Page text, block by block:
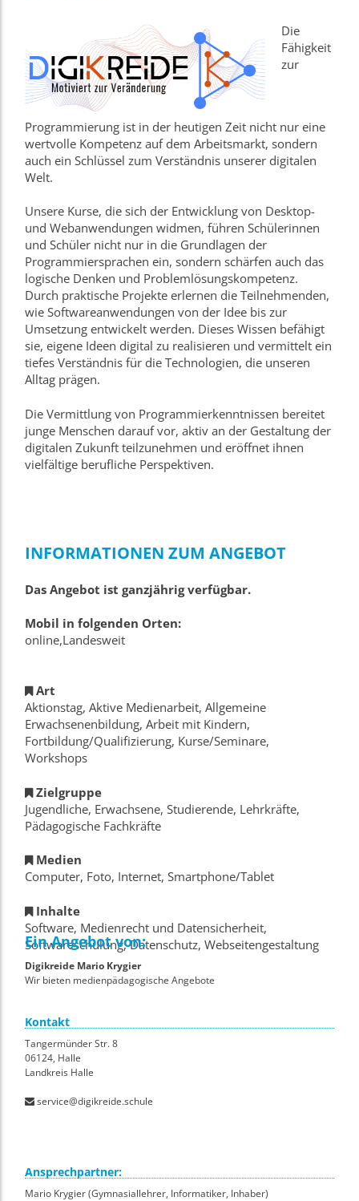
Die
Fähigkeit
zur
Programmierung ist in der heutigen Zeit nicht nur eine
wertvolle Kompetenz auf dem Arbeitsmarkt, sondern
auch ein Schlüssel zum Verständnis unserer digitalen
Welt.
Unsere Kurse, die sich der Entwicklung von Desktop-
und Webanwendungen widmen, führen Schülerinnen
und Schüler nicht nur in die Grundlagen der
Programmiersprachen ein, sondern schärfen auch das
logische Denken und Problemlösungskompetenz.
Durch praktische Projekte erlernen die Teilnehmenden,
wie Softwareanwendungen von der Idee bis zur
Umsetzung entwickelt werden. Dieses Wissen befähigt
sie, eigene Ideen digital zu realisieren und vermittelt ein
tiefes Verständnis für die Technologien, die unseren
Alltag prägen.
Die Vermittlung von Programmierkenntnissen bereitet
junge Menschen darauf vor, aktiv an der Gestaltung der
digitalen Zukunft teilzunehmen und eröffnet ihnen
vielfältige berufliche Perspektiven.
INFORMATIONEN ZUM ANGEBOT
Das Angebot ist ganzjährig verfügbar.
Mobil in folgenden Orten:
online,Landesweit
Art
Aktionstag, Aktive Medienarbeit, Allgemeine
Erwachsenenbildung, Arbeit mit Kindern,
Fortbildung/Qualifizierung, Kurse/Seminare,
Workshops
Zielgruppe
Jugendliche, Erwachsene, Studierende, Lehrkräfte,
Pädagogische Fachkräfte
Medien
Computer, Foto, Internet, Smartphone/Tablet
Inhalte
Software, Medienrecht und Datensicherheit,
Softwareschulung, Datenschutz, Webseitengestaltung
Ein Angebot von:
Digikreide Mario Krygier
Wir bieten medienpädagogische Angebote
Kontakt
Tangermünder Str. 8
06124, Halle
Landkreis Halle
service@digikreide.schule
Ansprechpartner:
Mario Krygier (Gymnasiallehrer, Informatiker, Inhaber)